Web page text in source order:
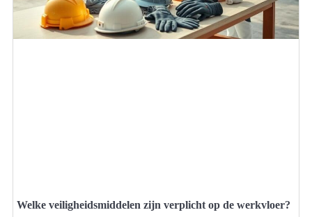
Welke veiligheidsmiddelen zijn verplicht op de werkvloer?